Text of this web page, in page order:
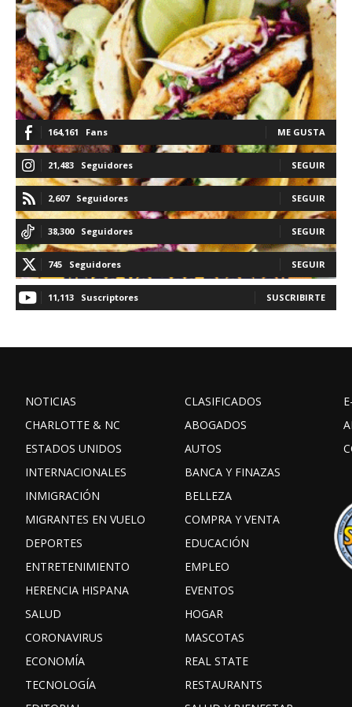
164,161 Fans ME GUSTA
21,483 Seguidores SEGUIR
2,607 Seguidores SEGUIR
38,300 Seguidores SEGUIR
745 Seguidores SEGUIR
11,113 Suscriptores SUSCRIBIRTE
NOTICIAS
CHARLOTTE & NC
ESTADOS UNIDOS
INTERNACIONALES
INMIGRACIÓN
MIGRANTES EN VUELO
DEPORTES
ENTRETENIMIENTO
HERENCIA HISPANA
SALUD
CORONAVIRUS
ECONOMÍA
TECNOLOGÍA
CLASIFICADOS
ABOGADOS
AUTOS
BANCA Y FINAZAS
BELLEZA
COMPRA Y VENTA
EDUCACIÓN
EMPLEO
EVENTOS
HOGAR
MASCOTAS
REAL STATE
RESTAURANTS